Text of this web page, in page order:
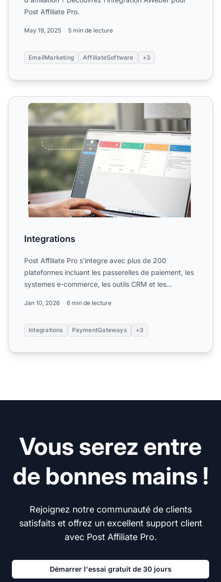
Post Affiliate Pro.
May 19, 2025 5 min de lecture
EmailMarketing AffiliateSoftware +3
Integrations
Integrations
Post Affiliate Pro s'integre avec plus de 200
plateformes incluant les passerelles de paiement, les
systemes e-commerce, les outils CRM et les
Jan 10, 2026 6 min de lecture
Integrations PaymentGateways +3
Vous serez entre
de bonnes mains !
Rejoignez notre communauté de clients
satisfaits et offrez un excellent support client
avec Post Affiliate Pro.
Démarrer l'essai gratuit de 30 jours